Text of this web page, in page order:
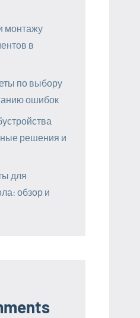
монтажу
в
по выбору
ошибок
решения и
для
обзор и